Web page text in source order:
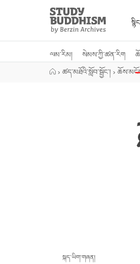
Study
Buddhism
Home
ལམ་རིམ། སེམས་ཀྱི་ཚན་རིག
› ཚད་མཐོའི་སློབ་སྦྱོང་། ›
སྐད་ཡིག་གཞན།